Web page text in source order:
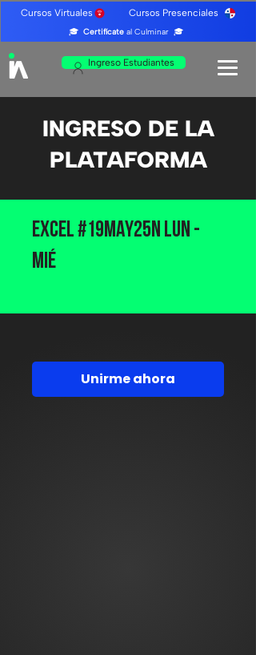
Cursos Virtuales Cursos Presenciales
🎓 Certifícate al Culminar 🎓
Ingreso Estudiantes
INGRESO DE LA
PLATAFORMA
Excel #19MAY25N LUN -
MIÉ
Unirme ahora